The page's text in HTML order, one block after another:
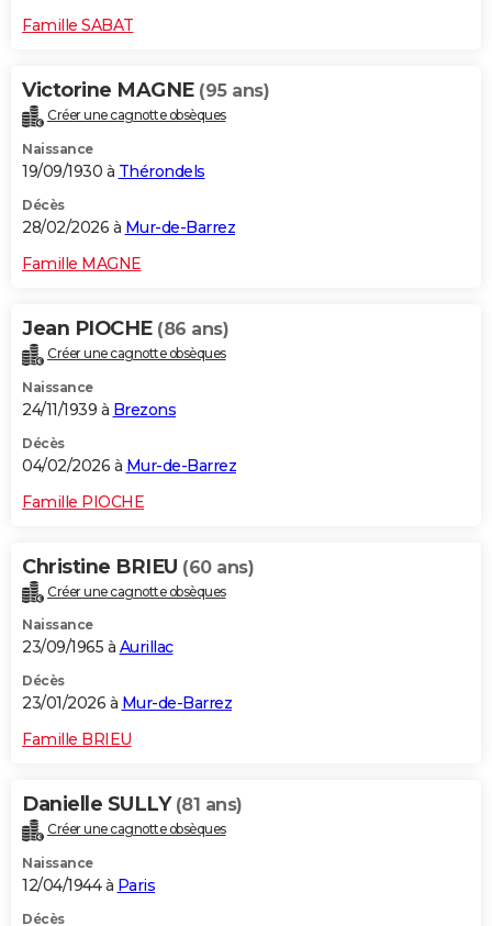
Famille SABAT
Victorine MAGNE (95 ans)
Créer une cagnotte obsèques
Naissance
19/09/1930 à Thérondels
Décès
28/02/2026 à Mur-de-Barrez
Famille MAGNE
Jean PIOCHE (86 ans)
Créer une cagnotte obsèques
Naissance
24/11/1939 à Brezons
Décès
04/02/2026 à Mur-de-Barrez
Famille PIOCHE
Christine BRIEU (60 ans)
Créer une cagnotte obsèques
Naissance
23/09/1965 à Aurillac
Décès
23/01/2026 à Mur-de-Barrez
Famille BRIEU
Danielle SULLY (81 ans)
Créer une cagnotte obsèques
Naissance
12/04/1944 à Paris
Décès